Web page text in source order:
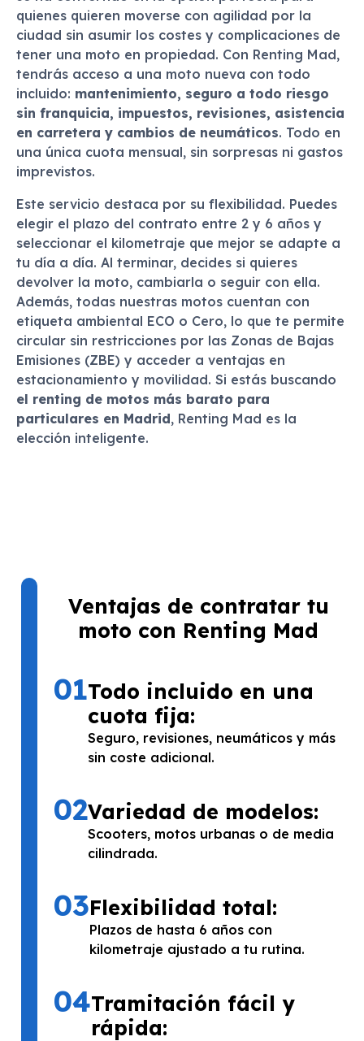
quienes quieren moverse con agilidad por la
ciudad sin asumir los costes y complicaciones de
tener una moto en propiedad. Con Renting Mad,
tendrás acceso a una moto nueva con todo
incluido: mantenimiento, seguro a todo riesgo
sin franquicia, impuestos, revisiones, asistencia
en carretera y cambios de neumáticos. Todo en
una única cuota mensual, sin sorpresas ni gastos
imprevistos.
Este servicio destaca por su flexibilidad. Puedes
elegir el plazo del contrato entre 2 y 6 años y
seleccionar el kilometraje que mejor se adapte a
tu día a día. Al terminar, decides si quieres
devolver la moto, cambiarla o seguir con ella.
Además, todas nuestras motos cuentan con
etiqueta ambiental ECO o Cero, lo que te permite
circular sin restricciones por las Zonas de Bajas
Emisiones (ZBE) y acceder a ventajas en
estacionamiento y movilidad. Si estás buscando
el renting de motos más barato para
particulares en Madrid, Renting Mad es la
elección inteligente.
Ventajas de contratar tu
moto con Renting Mad
01Todo incluido en una
cuota fija:
Seguro, revisiones, neumáticos y más
sin coste adicional.
02Variedad de modelos:
Scooters, motos urbanas o de media
cilindrada.
03Flexibilidad total:
Plazos de hasta 6 años con
kilometraje ajustado a tu rutina.
04Tramitación fácil y
rápida: